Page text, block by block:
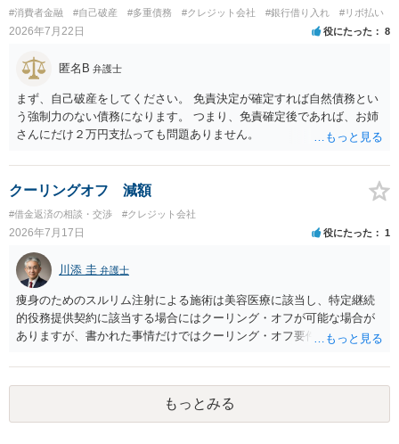
#消費者金融 #自己破産 #多重債務 #クレジット会社 #銀行借り入れ #リボ払い
2026年7月22日 役にたった 8
匿名B 弁護士
まず、自己破産をしてください。 免責決定が確定すれば自然債務とい
う強制力のない債務になります。 つまり、免責確定後であれば、お姉
さんにだけ２万円支払っても問題ありません。
クーリングオフ 減額
#借金返済の相談・交渉 #クレジット会社
2026年7月17日 役にたった 1
川添 圭 弁護士
痩身のためのスルリム注射による施術は美容医療に該当し、特定継続
的役務提供契約に該当する場合にはクーリング・オフが可能な場合が
ありますが、書かれた事情だけではクーリング・オフ要件を満たして
か）が不明です。仮に特定継続的役務提供契約に該当する場合には、
クーリング・オフができない場合でも中途解約は可能ですが、この点
も含めて、最寄りの消費生活センターで詳しい資料をもとに相談して
いただいた方がよいでしょう。
もっとみる